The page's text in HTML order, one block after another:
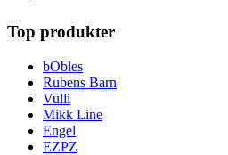
Top produkter
bObles
Rubens Barn
Vulli
Mikk Line
Engel
EZPZ